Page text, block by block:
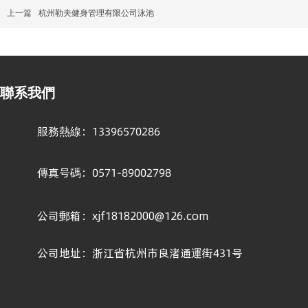
上一篇 杭州勒夫健身管理有限公司泳池
聯系我們
服務熱線： 13396570286
傳真号碼：0571-89002798
公司郵箱：xjf18182000@126.com
公司地址：浙江省杭州市良渚通運街431号